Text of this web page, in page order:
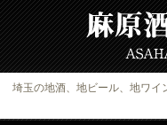
埼玉の地酒、地ビール、地ワイ